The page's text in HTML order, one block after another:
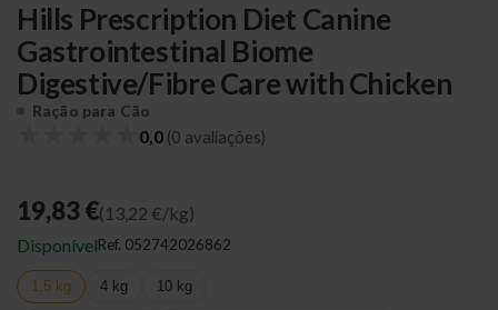
Hills Prescription Diet Canine
Gastrointestinal Biome
Digestive/Fibre Care with Chicken
Ração para Cão
0,0 (0 avaliações)
19,83 €(13,22 €/kg)
DisponívelRef. 052742026862
1,5 kg 4 kg 10 kg